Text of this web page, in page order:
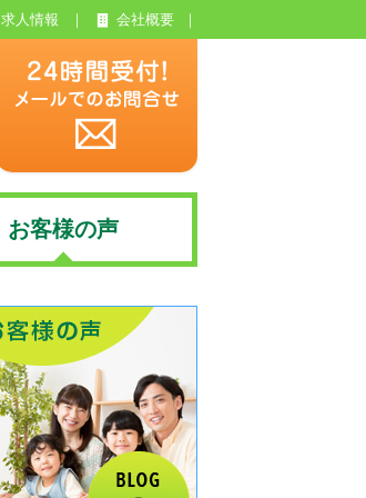
求人情報 会社概要
お客様の声